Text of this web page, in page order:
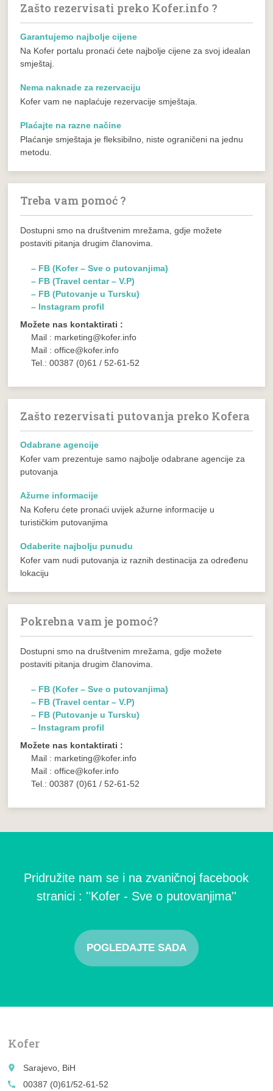
Zašto rezervisati preko Kofer.info ?
Garantujemo najbolje cijene
Na Kofer portalu pronaći ćete najbolje cijene za svoj idealan
smještaj.
Nema naknade za rezervaciju
Kofer vam ne naplaćuje rezervacije smještaja.
Plaćajte na razne načine
Plaćanje smještaja je fleksibilno, niste ograničeni na jednu
metodu.
Treba vam pomoć ?
Dostupni smo na društvenim mrežama, gdje možete
postaviti pitanja drugim članovima.
– FB (Kofer – Sve o putovanjima)
– FB (Travel centar – V.P)
– FB (Putovanje u Tursku)
– Instagram profil
Možete nas kontaktirati :
Mail : marketing@kofer.info
Mail : office@kofer.info
Tel.: 00387 (0)61 / 52-61-52
Zašto rezervisati putovanja preko Kofera
Odabrane agencije
Kofer vam prezentuje samo najbolje odabrane agencije za
putovanja
Ažurne informacije
Na Koferu ćete pronaći uvijek ažurne informacije u
turističkim putovanjima
Odaberite najbolju punudu
Kofer vam nudi putovanja iz raznih destinacija za određenu
lokaciju
Pokrebna vam je pomoć?
Dostupni smo na društvenim mrežama, gdje možete
postaviti pitanja drugim članovima.
– FB (Kofer – Sve o putovanjima)
– FB (Travel centar – V.P)
– FB (Putovanje u Tursku)
– Instagram profil
Možete nas kontaktirati :
Mail : marketing@kofer.info
Mail : office@kofer.info
Tel.: 00387 (0)61 / 52-61-52
Pridružite nam se i na zvaničnoj facebook
stranici : ''Kofer - Sve o putovanjima''
POGLEDAJTE SADA
Kofer
place
Sarajevo, BiH
call
00387 (0)61/52-61-52